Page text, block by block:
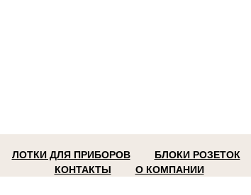
ЛОТКИ ДЛЯ ПРИБОРОВ БЛОКИ РОЗЕТОК
КОНТАКТЫ
О КОМПАНИИ